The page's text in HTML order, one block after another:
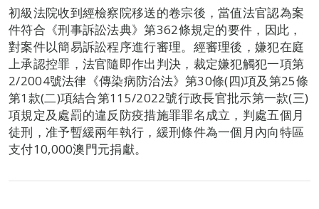
初級法院收到經檢察院移送的卷宗後，當值法官認為案
件符合《刑事訴訟法典》第362條規定的要件，因此，
對案件以簡易訴訟程序進行審理。經審理後，嫌犯在庭
上承認控罪，法官隨即作出判決，裁定嫌犯觸犯一項第
2/2004號法律《傳染病防治法》第30條(四)項及第25條
第1款(二)項結合第115/2022號行政長官批示第一款(三)
項規定及處罰的違反防疫措施罪罪名成立，判處五個月
徒刑，准予暫緩兩年執行，緩刑條件為一個月內向特區
支付10,000澳門元捐獻。